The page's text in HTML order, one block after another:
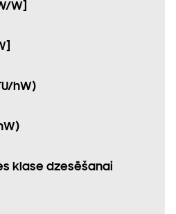
W]
hW)
klase dzesēšanai